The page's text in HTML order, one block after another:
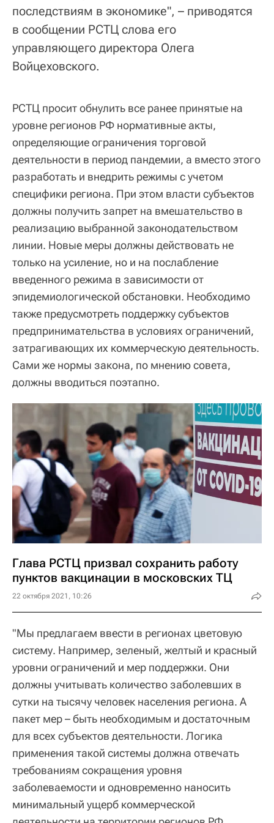
последствиям в экономике", – приводятся
в сообщении РСТЦ слова его
управляющего директора Олега
Войцеховского.
РСТЦ просит обнулить все ранее принятые на
уровне регионов РФ нормативные акты,
определяющие ограничения торговой
деятельности в период пандемии, а вместо этого
разработать и внедрить режимы с учетом
специфики региона. При этом власти субъектов
должны получить запрет на вмешательство в
реализацию выбранной законодательством
линии. Новые меры должны действовать не
только на усиление, но и на послабление
введенного режима в зависимости от
эпидемиологической обстановки. Необходимо
также предусмотреть поддержку субъектов
предпринимательства в условиях ограничений,
затрагивающих их коммерческую деятельность.
Сами же нормы закона, по мнению совета,
должны вводиться поэтапно.
Глава РСТЦ призвал сохранить работу
пунктов вакцинации в московских ТЦ
22 октября 2021, 10:26
"Мы предлагаем ввести в регионах цветовую
систему. Например, зеленый, желтый и красный
уровни ограничений и мер поддержки. Они
должны учитывать количество заболевших в
сутки на тысячу человек населения региона. А
пакет мер – быть необходимым и достаточным
для всех субъектов деятельности. Логика
применения такой системы должна отвечать
требованиям сокращения уровня
заболеваемости и одновременно наносить
минимальный ущерб коммерческой